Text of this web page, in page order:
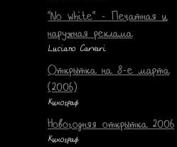
"No white" - Печатная и
наружная реклама
Luciano Carvari
Открытка на 8-е марта
(2006)
Кинограф
Новогодняя открытка 2006
Кинограф